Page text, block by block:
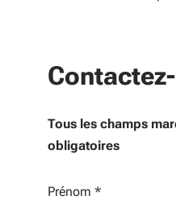
Tous les champs
obligatoires
Vos informations
Prénom *